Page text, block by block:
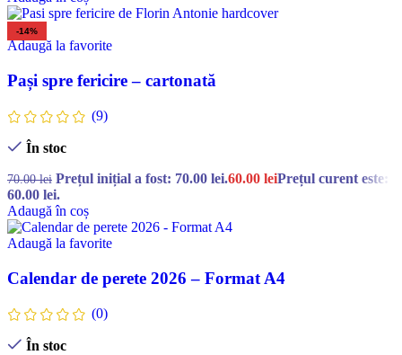
-14%
Adaugă la favorite
Pași spre fericire – cartonată
(9)
În stoc
70.00lei Prețul inițial a fost: 70.00 lei.60.00 leiPrețul curent este:
60.00 lei.
Adaugă în coș
Adaugă la favorite
Calendar de perete 2026 – Format A4
(0)
În stoc